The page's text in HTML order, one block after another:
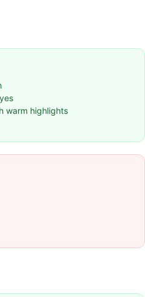
warm highlights